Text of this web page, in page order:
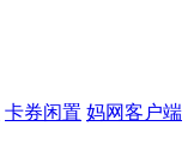
卡券闲置 妈网客户端